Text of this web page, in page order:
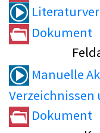
Dokument
Manuelle
Verzeichnissen
Dokument